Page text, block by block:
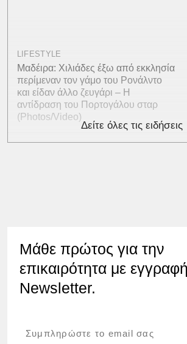
LIFESTYLE
Μαδέιρα: Χιλιάδες έξω από εκκλησία
περίμεναν τον γάμο του Ρονάλντο
και είδαν άλλο ζευγάρι – Η
αντίδραση του Πορτογάλου σταρ
(Photos/Video)
Δείτε όλες τις ειδήσεις
Μάθε πρώτος για την
επικαιρότητα με
Newsletter.